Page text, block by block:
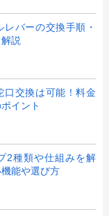
バーの交換手順・
説
口交換は可能！料金
イント
2種類や仕組みを解
能や選び方